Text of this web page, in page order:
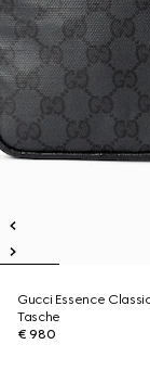
Gucci Essence
Tasche
€ 980